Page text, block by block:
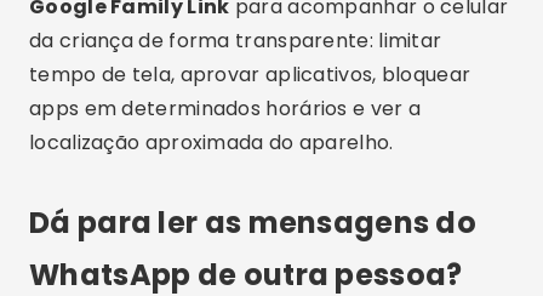
Google Family Link para acompanhar o celular
da criança de forma transparente: limitar
tempo de tela, aprovar aplicativos, bloquear
apps em determinados horários e ver a
localização aproximada do aparelho.
Dá para ler as mensagens do
WhatsApp de outra pessoa?